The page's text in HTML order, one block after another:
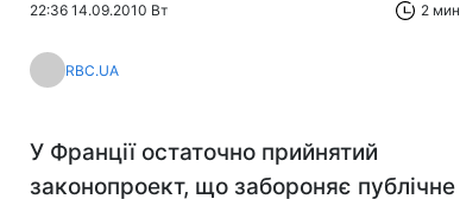
22:36 14.09.2010 Вт 2 мин
RBC.UA
У Франції остаточно прийнятий
законопроект, що забороняє публічне